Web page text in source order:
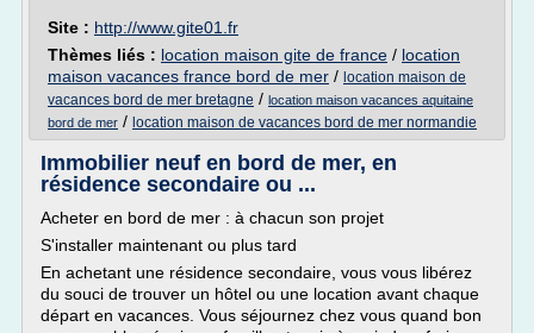
Site : http://www.gite01.fr
Thèmes liés : location maison gite de france / location
maison vacances france bord de mer / location maison de
vacances bord de mer bretagne / location maison vacances aquitaine
bord de mer / location maison de vacances bord de mer normandie
Immobilier neuf en bord de mer, en
résidence secondaire ou ...
Acheter en bord de mer : à chacun son projet
S'installer maintenant ou plus tard
En achetant une résidence secondaire, vous vous libérez
du souci de trouver un hôtel ou une location avant chaque
départ en vacances. Vous séjournez chez vous quand bon